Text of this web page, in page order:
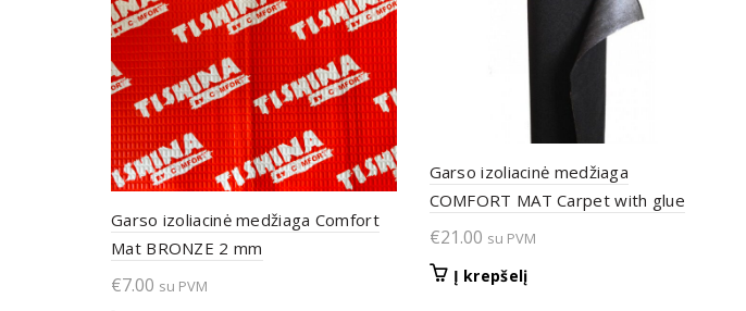
Garso izoliacinė medžiaga Comfort
Mat BRONZE 2 mm
€7.00 su PVM
Garso izoliacinė medžiaga
COMFORT MAT Carpet with glue
€21.00 su PVM
Į krepšelį